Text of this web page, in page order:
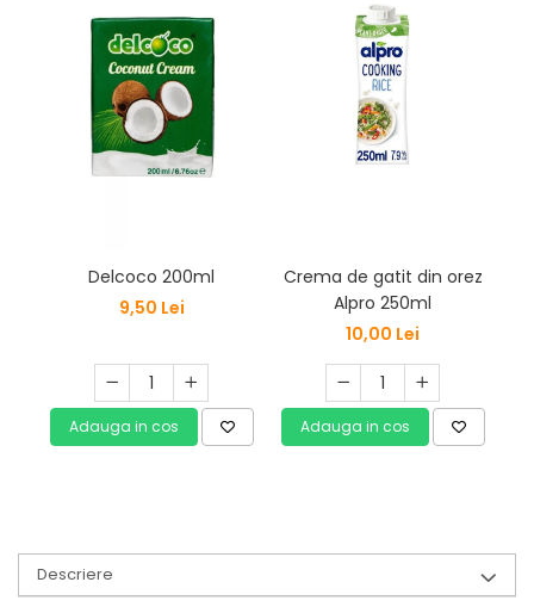
Delcoco 200ml
9,50 Lei
Adauga in cos
Crema de gatit din orez
Alpro 250ml
10,00 Lei
Adauga in cos
Descriere